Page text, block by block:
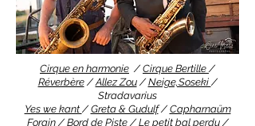
Cirque en harmonie / Cirque Bertille /
Réverbère/Allez Zou/ Neige,Soseki /
Stradavarius
Yes we kant / Greta & Gudulf/ Capharnaüm
Forain/ Bord de Piste/ Le petit bal perdu /